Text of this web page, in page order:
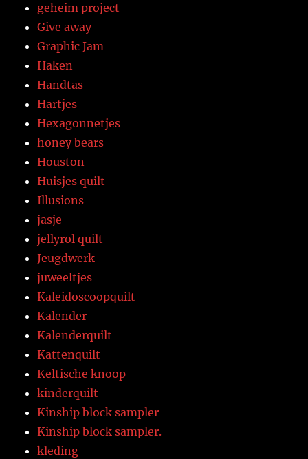
geheim project
Give away
Graphic Jam
Haken
Handtas
Hartjes
Hexagonnetjes
honey bears
Houston
Huisjes quilt
Illusions
jasje
jellyrol quilt
Jeugdwerk
juweeltjes
Kaleidoscoopquilt
Kalender
Kalenderquilt
Kattenquilt
Keltische knoop
kinderquilt
Kinship block sampler
Kinship block sampler.
kleding